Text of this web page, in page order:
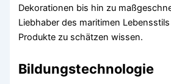
Dekorationen bis hin zu
Liebhaber des maritimen
Produkte zu schätzen wissen.
Bildungstechnologie